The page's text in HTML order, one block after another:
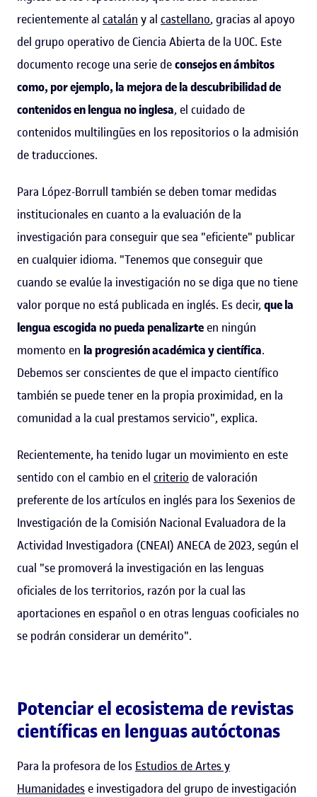
recientemente al catalán y al castellano, gracias al apoyo
del grupo operativo de Ciencia Abierta de la UOC. Este
documento recoge una serie deconsejos en ámbitos
como, por ejemplo, la mejora de la descubribilidad de
contenidos en lengua no inglesa, el cuidado de
contenidos multilingües en los repositorios o la admisión
de traducciones.
Para López-Borrull también se deben tomar medidas
institucionales en cuanto a la evaluación de la
investigación para conseguir que sea "eficiente" publicar
en cualquier idioma. "Tenemos que conseguir que
cuando se evalúe la investigación no se diga que no tiene
valor porque no está publicada en inglés. Es decir, que la
lengua escogida no pueda penalizarteen ningún
momento en la progresión académica y científica.
Debemos ser conscientes de que el impacto científico
también se puede tener en la propia proximidad, en la
comunidad a la cual prestamos servicio", explica.
Recientemente, ha tenido lugar un movimiento en este
sentido con el cambio en el criterio de valoración
preferente de los artículos en inglés para los Sexenios de
Investigación de la Comisión Nacional Evaluadora de la
Actividad Investigadora (CNEAI) ANECA de 2023, según el
cual "se promoverá la investigación en las lenguas
oficiales de los territorios, razón por la cual las
aportaciones en español o en otras lenguas cooficiales no
se podrán considerar un demérito".
Potenciar el ecosistema de revistas
científicas en lenguas autóctonas
Para la profesora de los Estudios de Artes y
Humanidadese investigadora del grupo de investigación